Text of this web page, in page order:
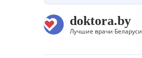
doktora.by
Лучшие врачи Беларуси